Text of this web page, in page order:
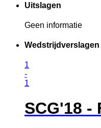
Uitslagen
Geen informatie
Wedstrijdverslagen
1
-
1
SCG'18 -